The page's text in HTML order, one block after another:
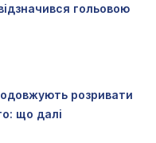
гольовою
розривати
що далі